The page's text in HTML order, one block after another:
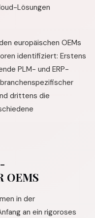
Lösungen
europäischen OEMs
identifiziert: Erstens
PLM- und ERP-
drittens die
OEMS
in der
an ein rigoroses